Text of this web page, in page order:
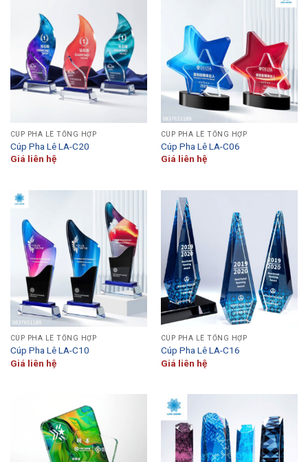
CÚP PHA LÊ TỔNG HỢP
Cúp Pha Lê LA-C20
Giá liên hệ
CÚP PHA LÊ TỔNG HỢP
Cúp Pha Lê LA-C06
Giá liên hệ
CÚP PHA LÊ TỔNG HỢP
Cúp Pha Lê LA-C10
Giá liên hệ
CÚP PHA LÊ TỔNG HỢP
Cúp Pha Lê LA-C16
Giá liên hệ